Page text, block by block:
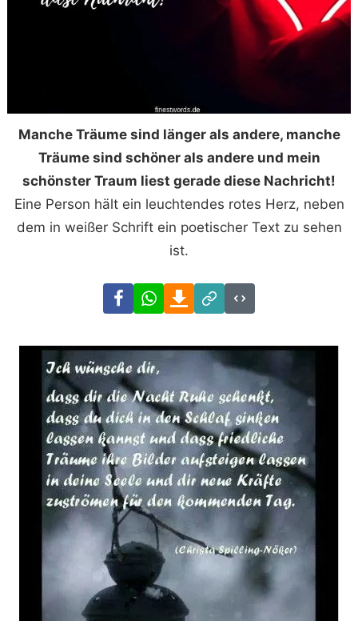
Manche Träume sind länger als andere, manche
Träume sind schöner als andere und mein
schönster Traum liest gerade diese Nachricht!
Eine Person hält ein leuchtendes rotes Herz, neben
dem in weißer Schrift ein poetischer Text zu sehen
ist.
FacebookWhatsAppDownload
Link
Code